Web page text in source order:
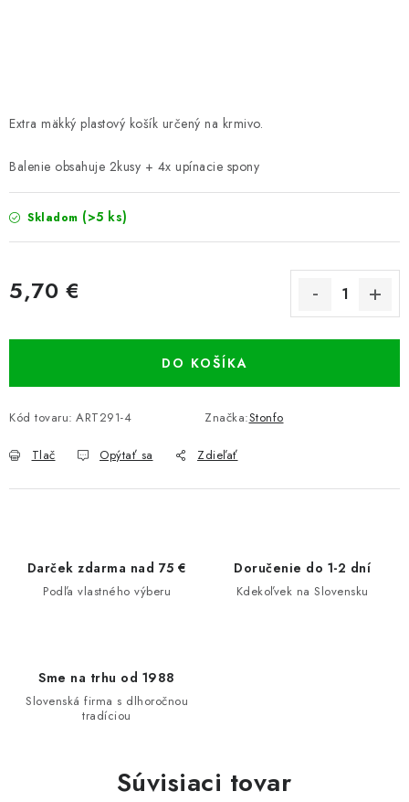
PRÚTY
KONTAKTY
ZNAČKY
Navštívte našu predajňu vo Dvoroch nad Žitavou »
Extra mäkký plastový košík určený na krmivo.
Balenie obsahuje 2kusy + 4x upínacie spony
Skladom (>5 ks)
5,70 €
DO KOŠÍKA
Kód tovaru: ART291-4 Značka:Stonfo
Tlač Opýtať sa Zdieľať
Darček zdarma nad 75 €
Podľa vlastného výberu
Doručenie do 1-2 dní
Kdekoľvek na Slovensku
Sme na trhu od 1988
Slovenská firma s dlhoročnou
tradíciou
Súvisiaci tovar